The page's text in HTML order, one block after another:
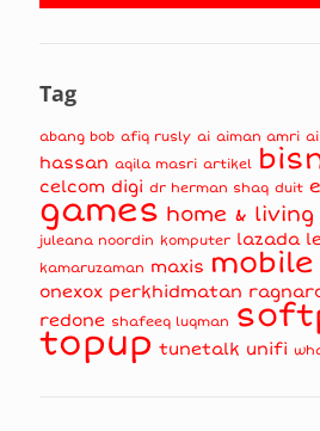
Tag
abang bob afiq rusly ai aiman amri
hassan aqila masri artikel
celcom digi dr herman shaq duit
games home & living
juleana noordin komputer lazada
kamaruzaman maxis
onexox perkhidmatan
redone shafeeq luqman
topup tunetalk unifi